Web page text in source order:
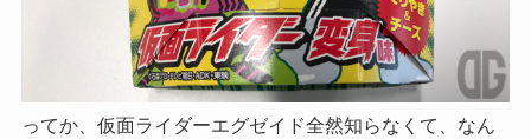
ってか、仮面ライダーエグゼイド全然知らなくて、なん